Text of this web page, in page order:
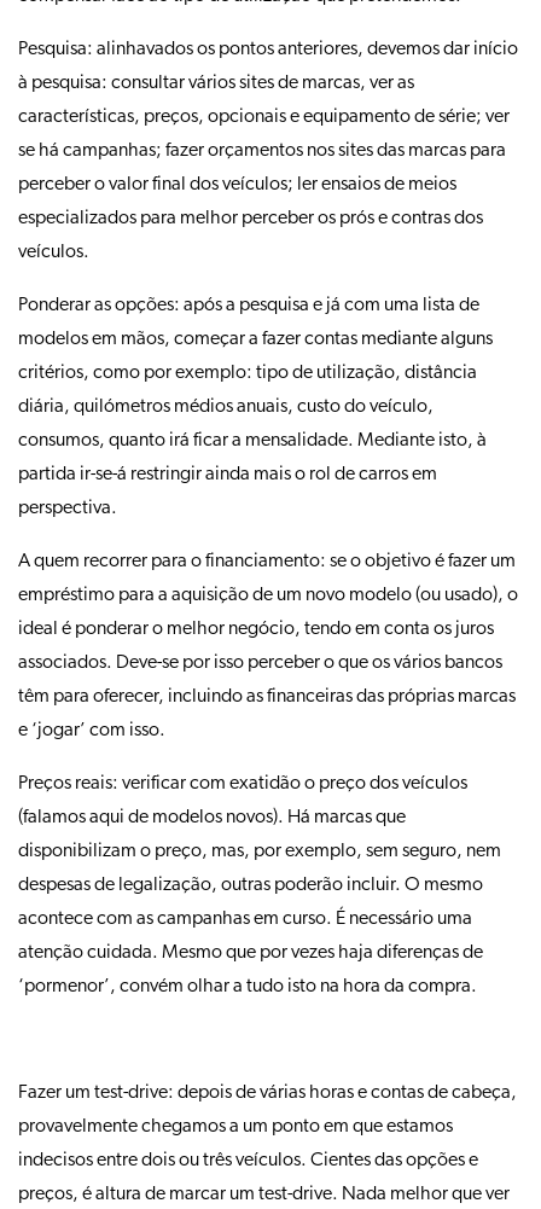
Pesquisa: alinhavados os pontos anteriores, devemos dar início
à pesquisa: consultar vários sites de marcas, ver as
características, preços, opcionais e equipamento de série; ver
se há campanhas; fazer orçamentos nos sites das marcas para
perceber o valor final dos veículos; ler ensaios de meios
especializados para melhor perceber os prós e contras dos
veículos.
Ponderar as opções: após a pesquisa e já com uma lista de
modelos em mãos, começar a fazer contas mediante alguns
critérios, como por exemplo: tipo de utilização, distância
diária, quilómetros médios anuais, custo do veículo,
consumos, quanto irá ficar a mensalidade. Mediante isto, à
partida ir-se-á restringir ainda mais o rol de carros em
perspectiva.
A quem recorrer para o financiamento: se o objetivo é fazer um
empréstimo para a aquisição de um novo modelo (ou usado), o
ideal é ponderar o melhor negócio, tendo em conta os juros
associados. Deve-se por isso perceber o que os vários bancos
têm para oferecer, incluindo as financeiras das próprias marcas
e ‘jogar’ com isso.
Preços reais: verificar com exatidão o preço dos veículos
(falamos aqui de modelos novos). Há marcas que
disponibilizam o preço, mas, por exemplo, sem seguro, nem
despesas de legalização, outras poderão incluir. O mesmo
acontece com as campanhas em curso. É necessário uma
atenção cuidada. Mesmo que por vezes haja diferenças de
‘pormenor’, convém olhar a tudo isto na hora da compra.
Fazer um test-drive: depois de várias horas e contas de cabeça,
provavelmente chegamos a um ponto em que estamos
indecisos entre dois ou três veículos. Cientes das opções e
preços, é altura de marcar um test-drive. Nada melhor que ver